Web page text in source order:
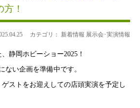
！
カテゴリ： 新着情報 展示会･実演情報
静岡ホビーショー2025！
ない企画を準備中です。
ゲストをお迎えしての店頭実演を予定し